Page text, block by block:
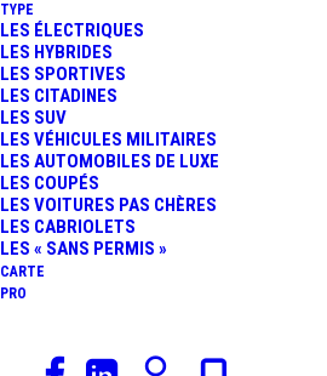
TYPE
LES ÉLECTRIQUES
LES HYBRIDES
LES SPORTIVES
LES CITADINES
LES SUV
LES VÉHICULES MILITAIRES
LES AUTOMOBILES DE LUXE
LES COUPÉS
LES VOITURES PAS CHÈRES
LES CABRIOLETS
LES « SANS PERMIS »
CARTE
PRO
Ce radar fixe belge semble avoir
« 30 » km/h. Le radar est situé à
de Grammont, dans la région de